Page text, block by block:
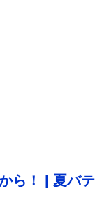
ら！ | 夏バテ